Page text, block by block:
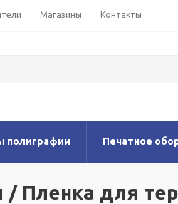
Магазины Контакты
полиграфии Печатное
Пленка для